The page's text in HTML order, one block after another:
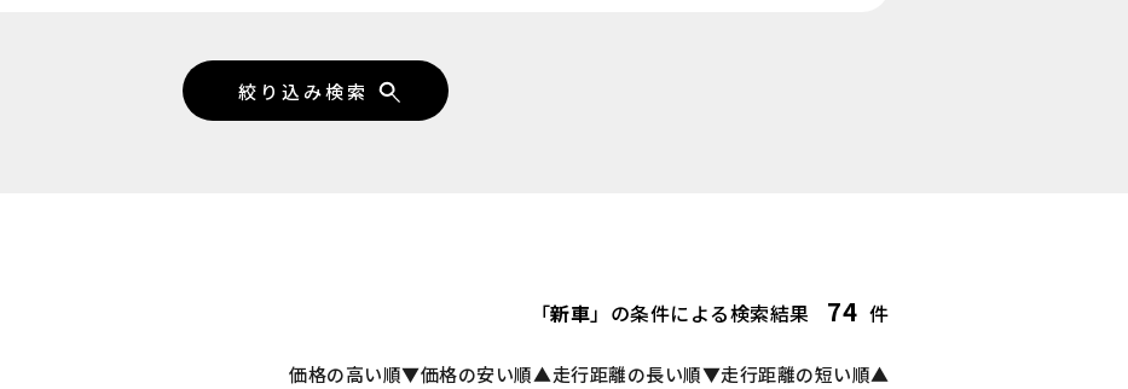
「新車」の条件による検索結果 74 件
価格の高い順▼価格の安い順▲走行距離の長い順▼走行距離の短い順▲